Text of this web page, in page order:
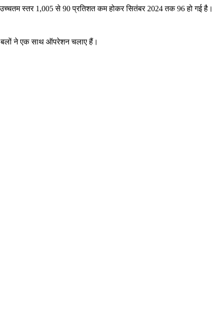
स्तर 1,005 से 90 प्रतिशत कम होकर सितंबर 2024 तक 96 हो गई है।
बलों ने एक साथ ऑपरेशन चलाए हैं।